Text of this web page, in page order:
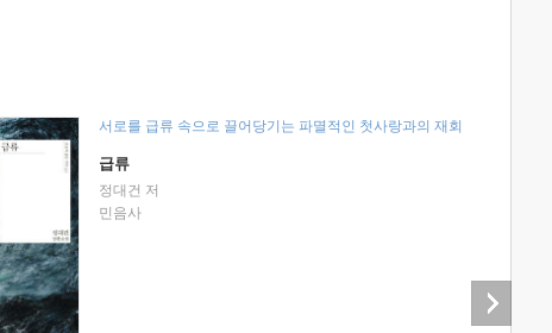
서로를 급류 속으로 끌어당기는 파멸적인 첫사랑과의 재회
급류
정대건 저
민음사